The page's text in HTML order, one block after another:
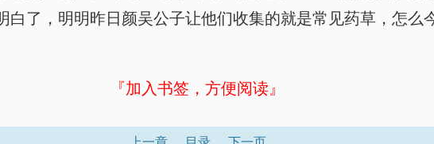
了，明明昨日颜吴公子让他们收集的就是常见药草，怎么
『加入书签，方便阅读』